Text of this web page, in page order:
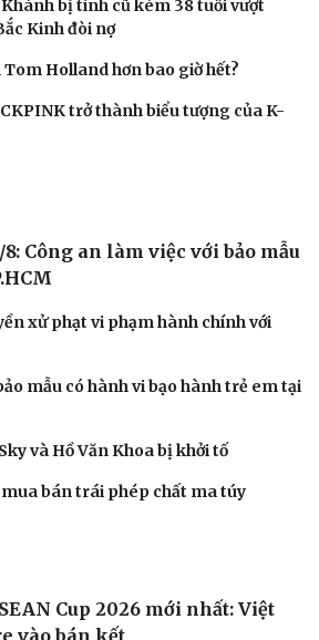
Vy khiến fan xuýt xoa với bộ
và Zendaya đã bí mật kết hôn tại
bị tình cũ kém 38 tuổi vượt
Kinh đòi nợ
Holland hơn bao giờ hết?